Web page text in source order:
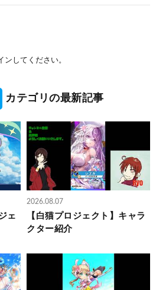
ン してください。
カテゴリの最新記事
ェ
2026.08.07
【白猫プロジェクト】キャラ
クター紹介